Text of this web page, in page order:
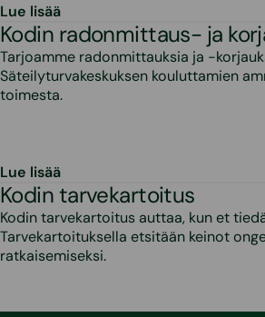
Lue lisää
Kodin radonmittaus- ja
Tarjoamme radonmittauksia ja -
Säteilyturvakeskuksen kouluttamien
toimesta.
Lue lisää
Kodin tarvekartoitus
Kodin tarvekartoitus auttaa, kun et
Tarvekartoituksella etsitään keinot
ratkaisemiseksi.